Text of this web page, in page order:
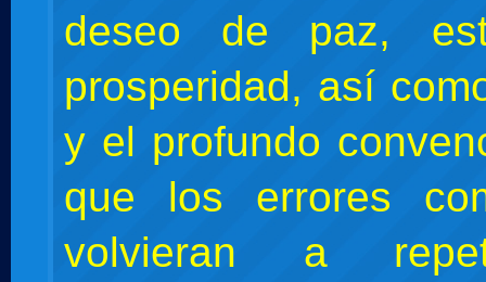
deseo de paz,
prosperidad, así
y el profundo
que los errores
volvieran a